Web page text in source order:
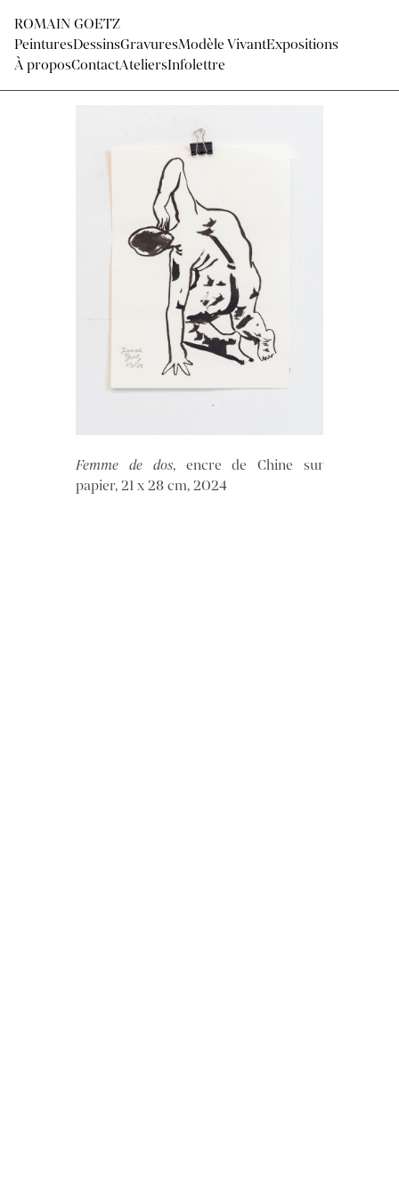
ROMAIN GOETZ
PeinturesDessinsGravuresModèle VivantExpositions
À proposContactAteliersInfolettre
Femme de dos, encre de Chine sur
papier, 21 x 28 cm, 2024